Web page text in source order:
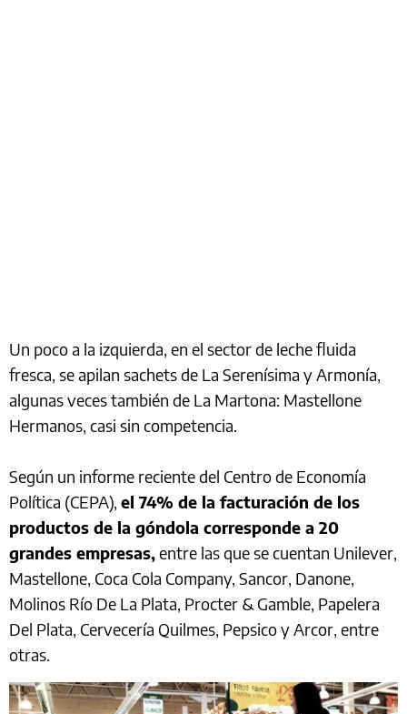
Un poco a la izquierda, en el sector de leche fluida
fresca, se apilan sachets de La Serenísima y Armonía,
algunas veces también de La Martona: Mastellone
Hermanos, casi sin competencia.
Según un informe reciente del Centro de Economía
Política (CEPA), el 74% de la facturación de los
productos de la góndola corresponde a 20
grandes empresas,entre las que se cuentan Unilever,
Mastellone, Coca Cola Company, Sancor, Danone,
Molinos Río De La Plata, Procter & Gamble, Papelera
Del Plata, Cervecería Quilmes, Pepsico y Arcor, entre
otras.